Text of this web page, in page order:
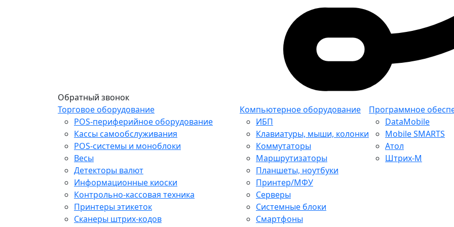
Обратный звонок
Торговое оборудование
POS-периферийное оборудование
Кассы самообслуживания
POS-системы и моноблоки
Весы
Детекторы валют
Информационные киоски
Контрольно-кассовая техника
Принтеры этикеток
Сканеры штрих-кодов
Компьютерное оборудование
ИБП
Клавиатуры, мыши, колонки
Коммутаторы
Маршрутизаторы
Планшеты, ноутбуки
Принтер/МФУ
Серверы
Системные блоки
Смартфоны
Программное
DataMobile
Mobile SMARTS
Атол
Штрих-М